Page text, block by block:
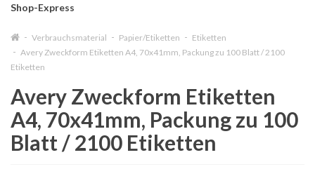
Shop-Express
Verbrauchsmaterial Papier/Etiketten
Etiketten
Avery Zweckform Etiketten A4, 70x41mm, Packung zu 100 Blatt / 2100
Etiketten
Avery Zweckform Etiketten
A4, 70x41mm, Packung zu 100
Blatt / 2100 Etiketten